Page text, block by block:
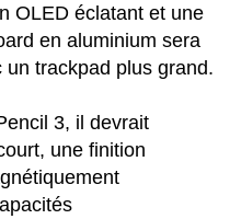
OLED éclatant et une
en aluminium sera
trackpad plus grand.
3, il devrait
une finition